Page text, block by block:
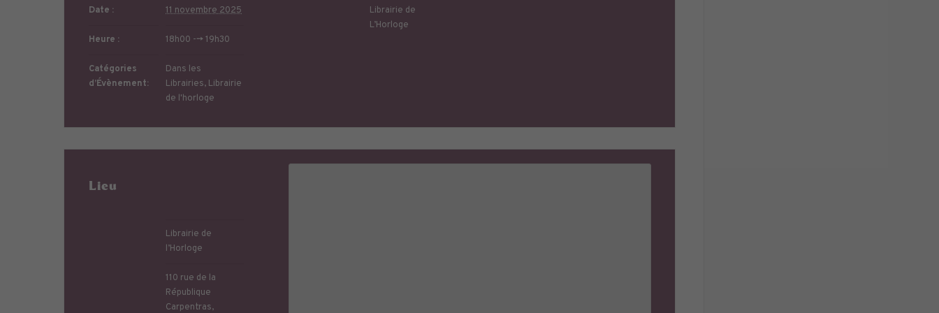
Date : 11 novembre 2025
Heure : 18h00 --> 19h30
Catégories
d’Évènement:
Dans les
Librairies, Librairie
de l'horloge
Librairie de
L’Horloge
Lieu
Librairie de
l’Horloge
110 rue de la
République
Carpentras,